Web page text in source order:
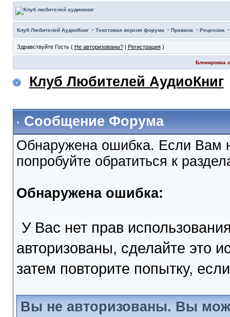
Клуб Любителей АудиоКниг· Текстовая версия форума · Правила · Рецензии
Здравствуйте Гость ( Не авторизованы?| Регистрация)
Блокировка
Клуб Любителей АудиоКниг
Сообщение Форума
Обнаружена ошибка. Если Вам
попробуйте обратиться к
Обнаружена ошибка:
У Вас нет прав
авторизованы, сделайте это
затем повторите попытку,
Вы не авторизованы. Вы